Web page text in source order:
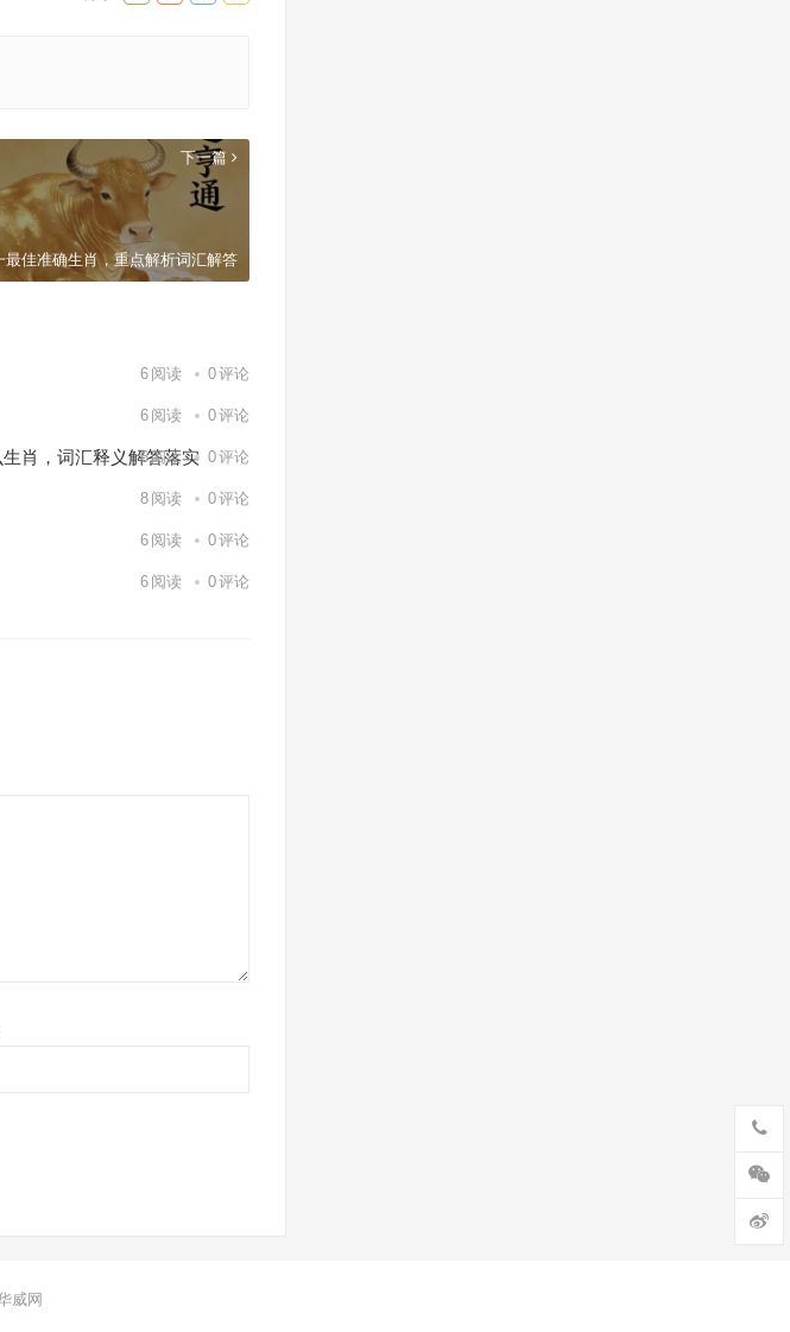
下一篇
最佳准确生肖，重点解析词汇解答
6 阅读 0评论
6 阅读 0评论
肖，词汇释义解答落实
6阅读 0评论
8 阅读 0评论
6 阅读 0评论
6 阅读 0评论
威网